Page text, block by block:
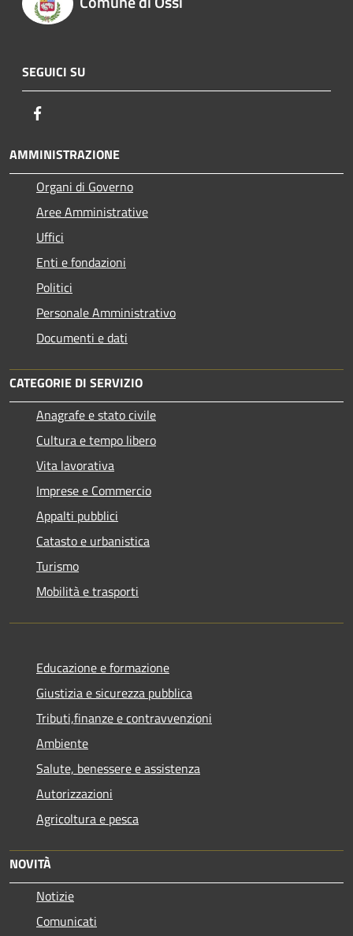
SEGUICI SU
AMMINISTRAZIONE
Organi di Governo
Aree Amministrative
Uffici
Enti e fondazioni
Politici
Personale Amministrativo
Documenti e dati
CATEGORIE DI SERVIZIO
Anagrafe e stato civile
Cultura e tempo libero
Vita lavorativa
Imprese e Commercio
Appalti pubblici
Catasto e urbanistica
Turismo
Mobilità e trasporti
Educazione e formazione
Giustizia e sicurezza pubblica
Tributi,finanze e contravvenzioni
Ambiente
Salute, benessere e assistenza
Autorizzazioni
Agricoltura e pesca
NOVITÀ
Notizie
Comunicati